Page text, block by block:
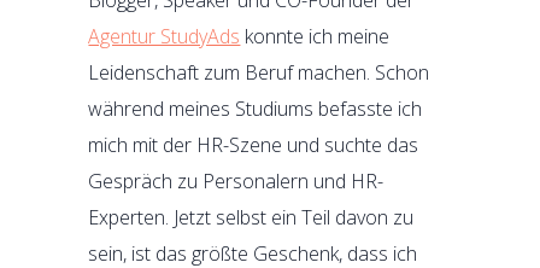
Agentur StudyAds konnte ich meine
Leidenschaft zum Beruf machen. Schon
während meines Studiums befasste ich
mich mit der HR-Szene und suchte das
Gespräch zu Personalern und HR-
Experten. Jetzt selbst ein Teil davon zu
sein, ist das größte Geschenk, dass ich